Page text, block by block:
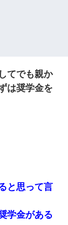
てでも親か
は奨学金を
と思って言
学金がある